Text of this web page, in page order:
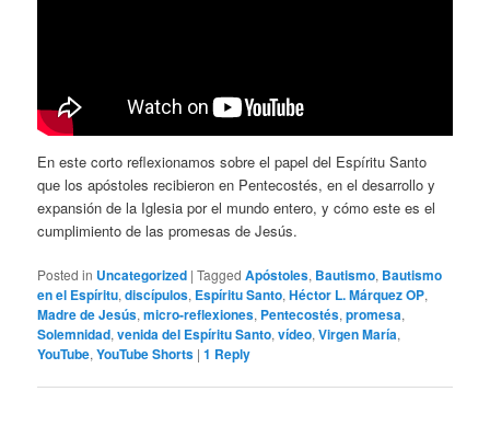
En este corto reflexionamos sobre el papel del Espíritu Santo
que los apóstoles recibieron en Pentecostés, en el desarrollo y
expansión de la Iglesia por el mundo entero, y cómo este es el
cumplimiento de las promesas de Jesús.
Posted in Uncategorized |Tagged Apóstoles, Bautismo, Bautismo
en el Espíritu,discípulos, Espíritu Santo,Héctor L. Márquez OP,
Madre de Jesús,micro-reflexiones, Pentecostés,promesa,
Solemnidad,venida del Espíritu Santo,vídeo,Virgen María,
YouTube,YouTube Shorts |1 Reply